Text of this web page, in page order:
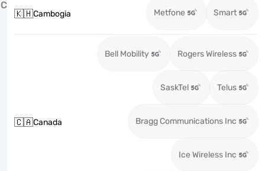
C
🇰🇭Cambogia Metfone Smart
🇨🇦Canada
Bell Mobility Rogers Wireless
SaskTel Telus
Bragg Communications Inc
Ice Wireless Inc